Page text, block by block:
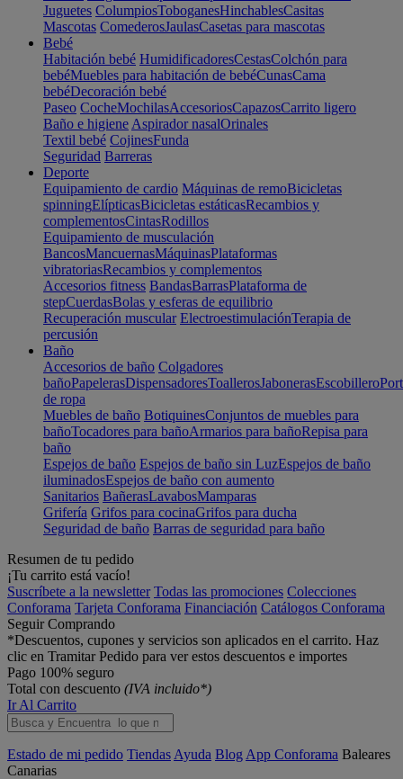
Juguetes ColumpiosToboganesHinchablesCasitas
Mascotas ComederosJaulasCasetas para mascotas
Bebé
Habitación bebé HumidificadoresCestasColchón para
bebéMuebles para habitación de bebéCunasCama
bebéDecoración bebé
Paseo CocheMochilasAccesoriosCapazosCarrito ligero
Baño e higiene Aspirador nasalOrinales
Textil bebé CojinesFunda
Seguridad Barreras
Deporte
Equipamiento de cardio Máquinas de remoBicicletas
spinningElípticasBicicletas estáticasRecambios y
complementosCintasRodillos
Equipamiento de musculación
BancosMancuernasMáquinasPlataformas
vibratoriasRecambios y complementos
Accesorios fitness BandasBarrasPlataforma de
stepCuerdasBolas y esferas de equilibrio
Recuperación muscular ElectroestimulaciónTerapia de
percusión
Baño
Accesorios de baño Colgadores
bañoPapelerasDispensadoresToallerosJabonerasEscobillero
de ropa
Muebles de baño BotiquinesConjuntos de muebles para
bañoTocadores para bañoArmarios para bañoRepisa para
baño
Espejos de baño Espejos de baño sin LuzEspejos de baño
iluminadosEspejos de baño con aumento
Sanitarios BañerasLavabosMamparas
Grifería Grifos para cocinaGrifos para ducha
Seguridad de baño Barras de seguridad para baño
Resumen de tu pedido
¡Tu carrito está vacío!
Suscríbete a la newsletter Todas las promociones Colecciones
Conforama Tarjeta Conforama Financiación Catálogos Conforama
Seguir Comprando
*Descuentos, cupones y servicios son aplicados en el carrito. Haz
clic en Tramitar Pedido para ver estos descuentos e importes
Pago 100% seguro
Total con descuento (IVA incluido*)
Ir Al Carrito
Estado de mi pedido Tiendas Ayuda Blog App Conforama Baleares
Canarias